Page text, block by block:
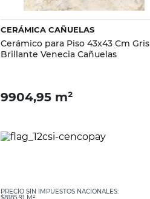
CERÁMICA CAÑUELAS
Cerámico para Piso 43x43 Cm Gris
Brillante Venecia Cañuelas
9904,95m²
PRECIO SIN IMPUESTOS NACIONALES: